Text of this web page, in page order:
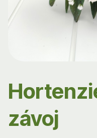
závoj